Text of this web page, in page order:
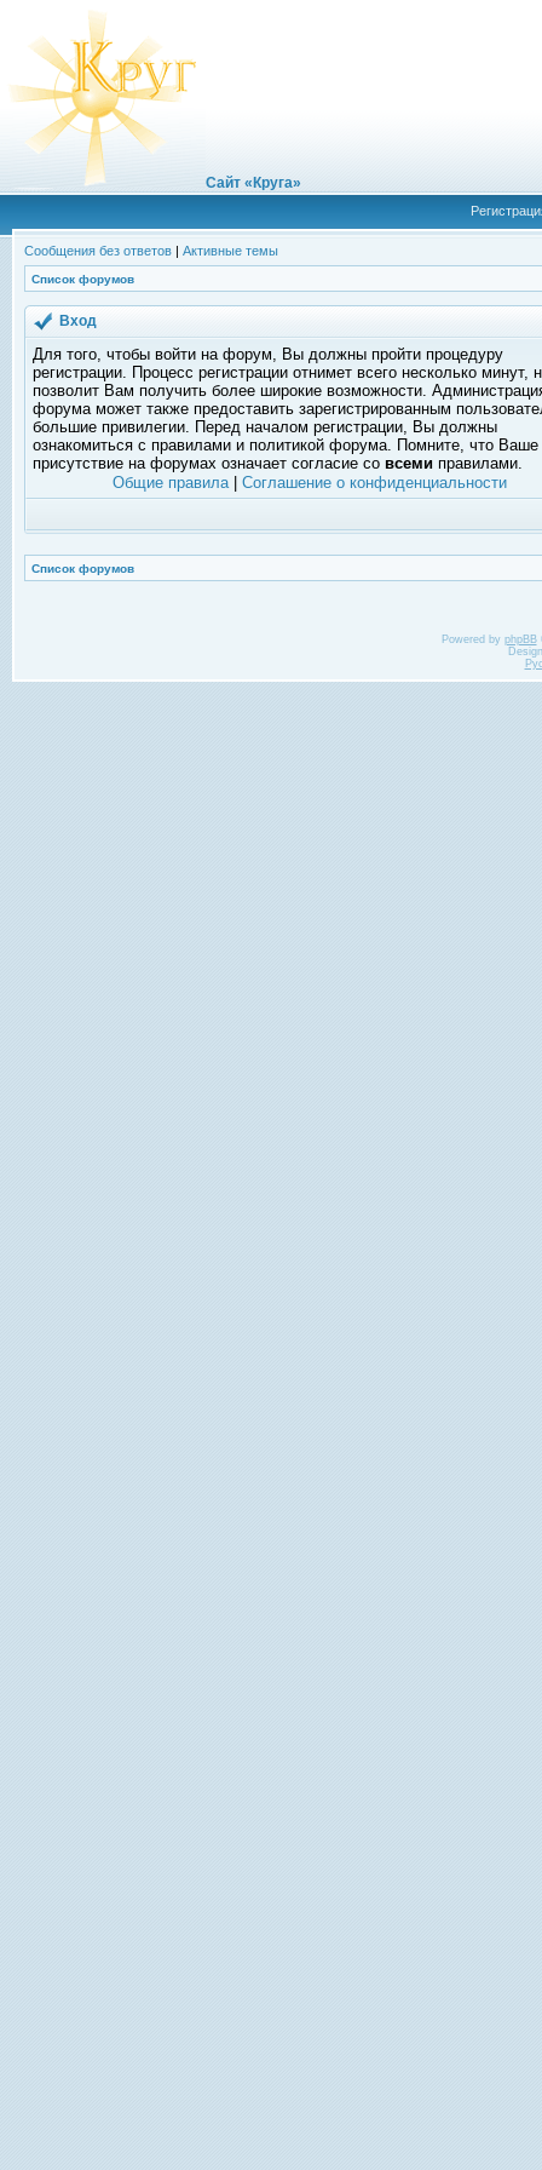
Сайт «Круга»
Сообщения без ответов | Активные темы
Список форумов
Вход
Для того, чтобы войти на форум, Вы должны пройти процедуру
регистрации. Процесс регистрации отнимет всего несколько минут,
позволит Вам получить более широкие возможности.
форума может также предоставить зарегистрированным
большие привилегии. Перед началом регистрации, Вы должны
ознакомиться с правилами и политикой форума. Помните, что Ваше
присутствие на форумах означает согласие со всеми правилами.
Общие правила| Соглашение о конфиденциальности
Список форумов
Powered by phpBB